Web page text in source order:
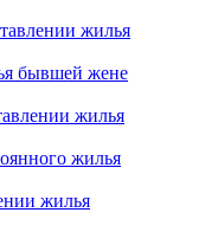
жилья
бывшей жене
жилья
жилья
жилья